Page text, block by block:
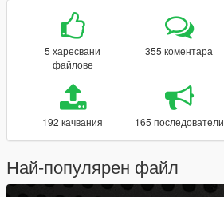
5 харесвани
файлове
355 коментара
192 качвания 165 последователи
Най-популярен файл